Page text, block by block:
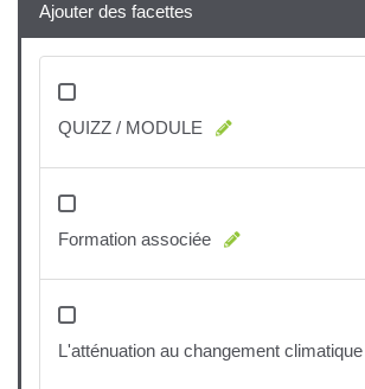
Ajouter des facettes
QUIZZ / MODULE
Formation associée
L'atténuation au changement